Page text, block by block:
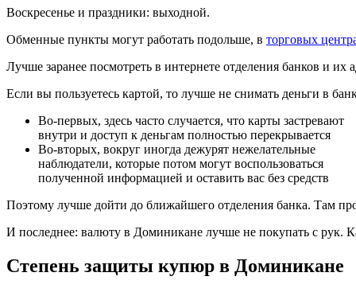
Воскресенье и праздники: выходной.
Обменные пункты могут работать подольше, в торговых
Лучше заранее посмотреть в интернете отделения банков и
Если вы пользуетесь картой, то лучше не снимать деньги в
Во-первых, здесь часто случается, что карты застревают
внутри и доступ к деньгам полностью перекрывается
Во-вторых, вокруг иногда дежурят нежелательные
наблюдатели, которые потом могут воспользоваться
полученной информацией и оставить вас без средств
Поэтому лучше дойти до ближайшего отделения банка. Там
И последнее: валюту в Доминикане лучше не покупать с рук.
Степень защиты купюр в Доминикане